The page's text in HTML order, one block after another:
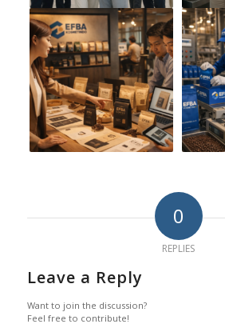
0
REPLIES
Leave a Reply
Want to join the discussion?
Feel free to contribute!